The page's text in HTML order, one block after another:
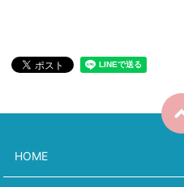
HOME